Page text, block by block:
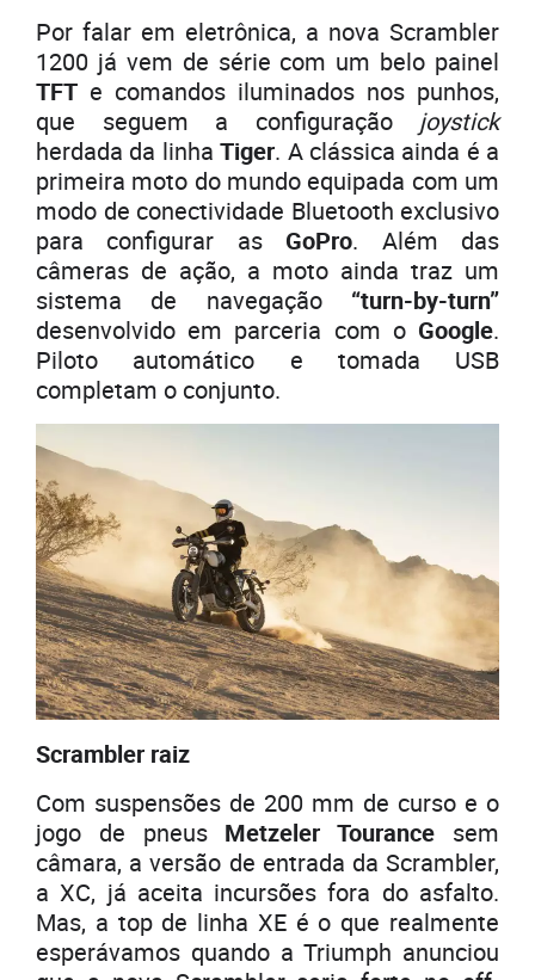
Por falar em eletrônica, a nova Scrambler
1200 já vem de série com um belo painel
TFT e comandos iluminados nos punhos,
que seguem a configuração joystick
herdada da linhaTiger. A clássica ainda é a
primeira moto do mundo equipada com um
modo de conectividade Bluetooth exclusivo
para configurar as GoPro. Além das
câmeras de ação, a moto ainda traz um
sistema de navegação “turn-by-turn”
desenvolvido em parceria com o Google.
Piloto automático e tomada USB
completam o conjunto.
Scrambler raiz
Com suspensões de 200 mm de curso e o
jogo de pneus Metzeler Tourance sem
câmara, a versão de entrada da Scrambler,
a XC, já aceita incursões fora do asfalto.
Mas, a top de linha XE é o que realmente
esperávamos quando a Triumph anunciou